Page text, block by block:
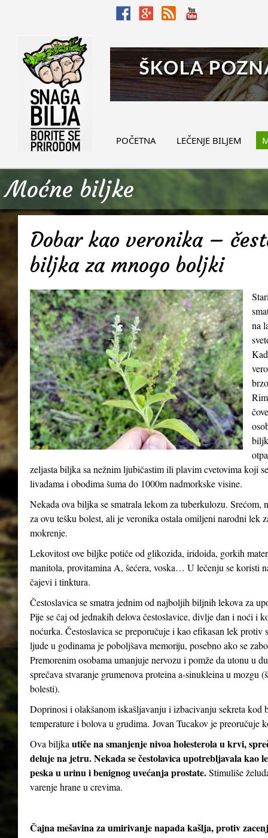
POČETNA LEČENJE BILJEM
Moćne biljke
Dobar kao veronika –
biljka za mnogo boljki
na
zeljasta biljka sa nežnim ljubičastim ili plavim cvetovima koji
livadama i obodima šuma do 1000m nadmorkske visine.
Nekada ova biljka se smatrala lekom za tuberkulozu.
za ovu tešku bolest, ali je veronika ostala omiljeni narodni lek
mokrenje.
Lekovitost ove biljke potiče od glikozida, iridoida, gorkih
manitola, provitamina A, šećera, voska… U lečenju se koristi
čajevi i tinktura.
Čestoslavica se smatra jednim od najboljih biljnih lekova za
Pije se čaj od jednakih delova čestoslavice, divlje dan i noći i
noćurka. Čestoslavica se preporučuje i kao efikasan lek
ljude u godinama je poboljšava memoriju, posebno ako se
Premorenim osobama umanjuje nervozu i pomže da utonu u
sprečava stvaranje grumenova proteina a-sinukleina u mozgu
bolesti).
Doprinosi i olakšanom iskašljavanju i izbacivanju sekreta kod
temperature i bolova u grudima. Jovan Tucakov je preoručuje
Ova biljka utiče na smanjenje nivoa holesterola u krvi,
deluje na jetru. Nekada se čestolavica upotrebljavala kao
peska u urinu i benignog uvećanja prostate.Stimuliše
varenje hrane u crevima.
Čajna mešavina za umirivanje napada kašlja, protiv